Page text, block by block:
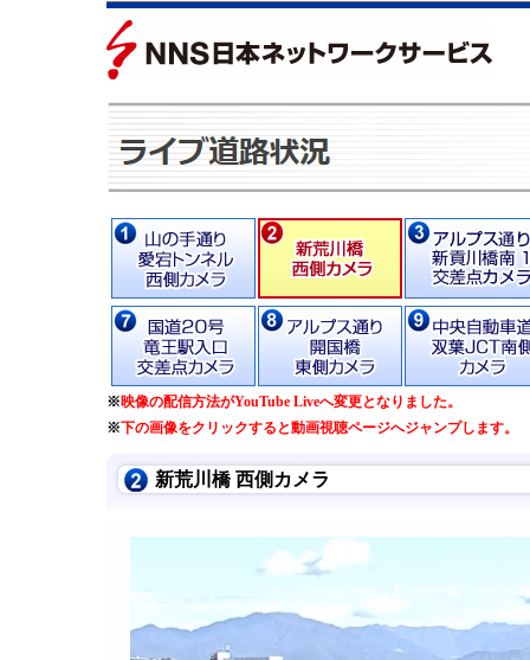
※映像の配信方法がYouTube Liveへ変更となりました。
※下の画像をクリックすると動画視聴ページへジャンプします。
新荒川橋 西側カメラ